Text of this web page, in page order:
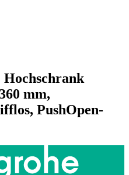
Hochschrank
mm,
PushOpen-